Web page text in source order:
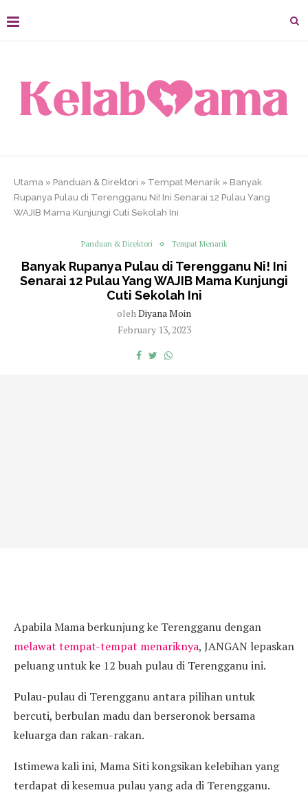
Utama » Panduan & Direktori » Tempat Menarik » Banyak
Rupanya Pulau di Terengganu Ni! Ini Senarai 12 Pulau Yang
WAJIB Mama Kunjungi Cuti Sekolah Ini
Panduan & Direktori Tempat Menarik
Banyak Rupanya Pulau di Terengganu Ni! Ini
Senarai 12 Pulau Yang WAJIB Mama Kunjungi
Cuti Sekolah Ini
olehDiyana Moin
February 13, 2023
Apabila Mama berkunjung ke Terengganu dengan
melawat tempat-tempat menariknya, JANGAN lepaskan
peluang untuk ke 12 buah pulau di Terengganu ini.
Pulau-pulau di Terengganu antara pilihan untuk
bercuti, berbulan madu dan berseronok bersama
keluarga dan rakan-rakan.
Istimewa kali ini, Mama Siti kongsikan kelebihan yang
terdapat di kesemua pulau yang ada di Terengganu.